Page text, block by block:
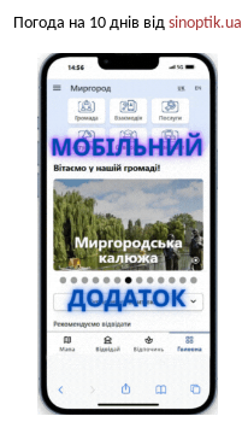
Погода на 10 днів від sinoptik.ua